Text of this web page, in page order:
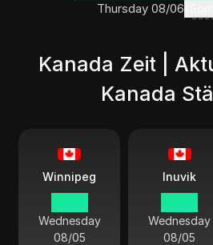
Thursday 08/06
Kanada Zeit |
Kanada
Winnipeg
Wednesday
08/05
Inuvik
Wednesday
08/05